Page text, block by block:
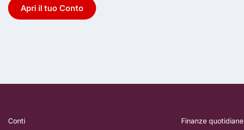
Apri il tuo Conto
Conti
Finanze quotidiane